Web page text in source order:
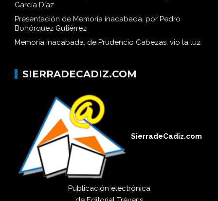
García Díaz
Presentación de Memoria inacabada, por Pedro
Bohórquez Gutiérrez
Memoria inacabada, de Prudencio Cabezas, vio la luz
SIERRADECADIZ.COM
SierradeCadiz.com
Publicación electrónica